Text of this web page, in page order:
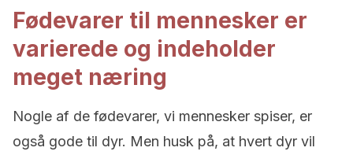
Fødevarer til mennesker er
varierede og indeholder
meget næring
Nogle af de fødevarer, vi mennesker spiser, er
også gode til dyr. Men husk på, at hvert dyr vil